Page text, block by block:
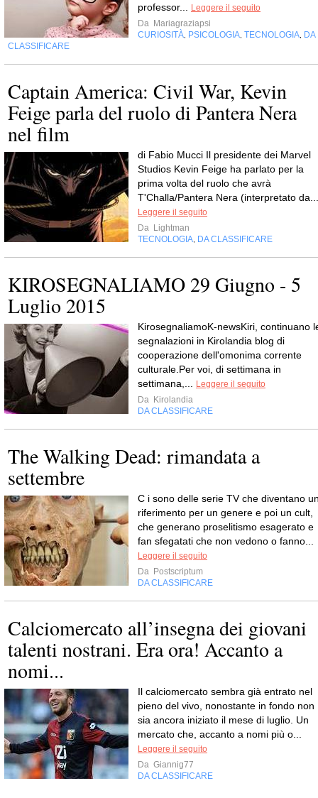
professor...
Leggere il seguito
Da Mariagraziapsi
CURIOSITÀ PSICOLOGIA TECNOLOGIA DA
CLASSIFICARE
Captain America: Civil War, Kevin
Feige parla del ruolo di Pantera Nera
nel film
di Fabio Mucci Il presidente dei Marvel
Studios Kevin Feige ha parlato per la
prima volta del ruolo che avrà
T'Challa/Pantera Nera (interpretato da...
Leggere il seguito
Da Lightman
TECNOLOGIA DA CLASSIFICARE
KIROSEGNALIAMO 29 Giugno - 5
Luglio 2015
KirosegnaliamoK-newsKiri, continuano
segnalazioni in Kirolandia blog di
cooperazione dell'omonima corrente
culturale.Per voi, di settimana in
settimana,...
Leggere il seguito
Da Kirolandia
DA CLASSIFICARE
The Walking Dead: rimandata a
settembre
C i sono delle serie TV che diventano
riferimento per un genere e poi un cult,
che generano proselitismo esagerato e
fan sfegatati che non vedono o fanno...
Leggere il seguito
Da Postscriptum
DA CLASSIFICARE
Calciomercato all’insegna dei giovani
talenti nostrani. Era ora! Accanto a
nomi...
Il calciomercato sembra già entrato nel
pieno del vivo, nonostante in fondo non
sia ancora iniziato il mese di luglio. Un
mercato che, accanto a nomi più o...
Leggere il seguito
Da Giannig77
DA CLASSIFICARE